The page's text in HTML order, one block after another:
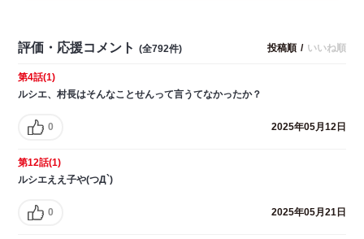
評価・応援コメント (全792件) 投稿順 / いいね順
第4話(1)
ルシエ、村長はそんなことせんって言うてなかったか？
0 2025年05月12日
第12話(1)
ルシエええ子や(つД`)
0 2025年05月21日